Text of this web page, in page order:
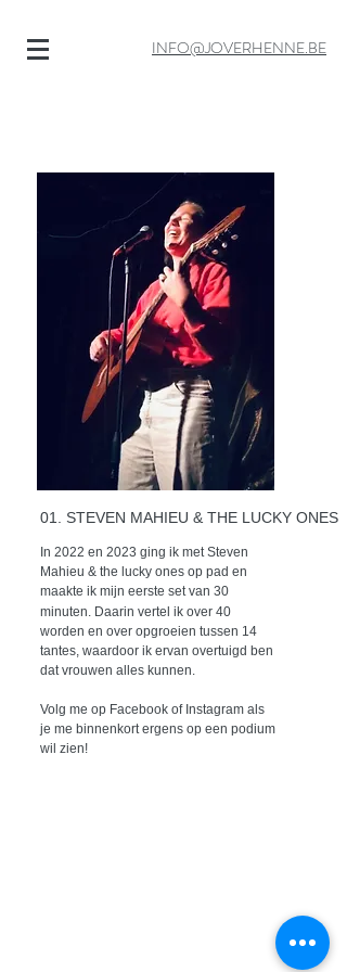
INFO@JOVERHENNE.BE
01. STEVEN MAHIEU & THE LUCKY ONES
In 2022 en 2023 ging ik met Steven
Mahieu & the lucky ones op pad en
maakte ik mijn eerste set van 30
minuten. Daarin vertel ik over 40
worden en over opgroeien tussen 14
tantes, waardoor ik ervan overtuigd ben
dat vrouwen alles kunnen.
Volg me op Facebook of Instagram als
je me binnenkort ergens op een podium
wil zien!